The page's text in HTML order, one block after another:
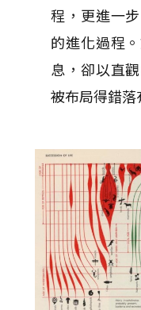
程，更進一
的進化過程
息，卻以直
被布局得錯落